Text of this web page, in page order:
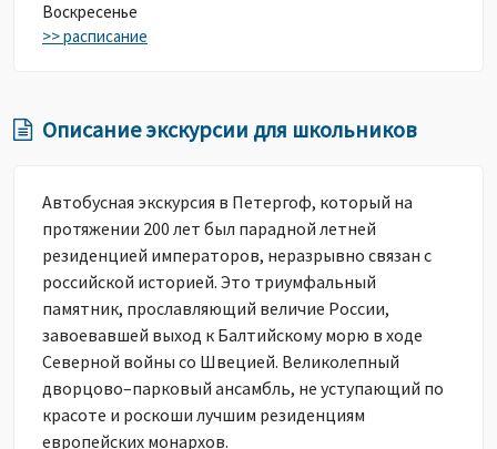
Воскресенье
>> расписание
Описание экскурсии для школьников
Автобусная экскурсия в Петергоф, который на
протяжении 200 лет был парадной летней
резиденцией императоров, неразрывно связан с
российской историей. Это триумфальный
памятник, прославляющий величие России,
завоевавшей выход к Балтийскому морю в ходе
Северной войны со Швецией. Великолепный
дворцово–парковый ансамбль, не уступающий по
красоте и роскоши лучшим резиденциям
европейских монархов.